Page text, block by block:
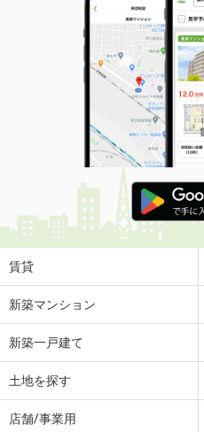
賃貸
新築マンション
新築一戸建て
土地を探す
店舗/事業用